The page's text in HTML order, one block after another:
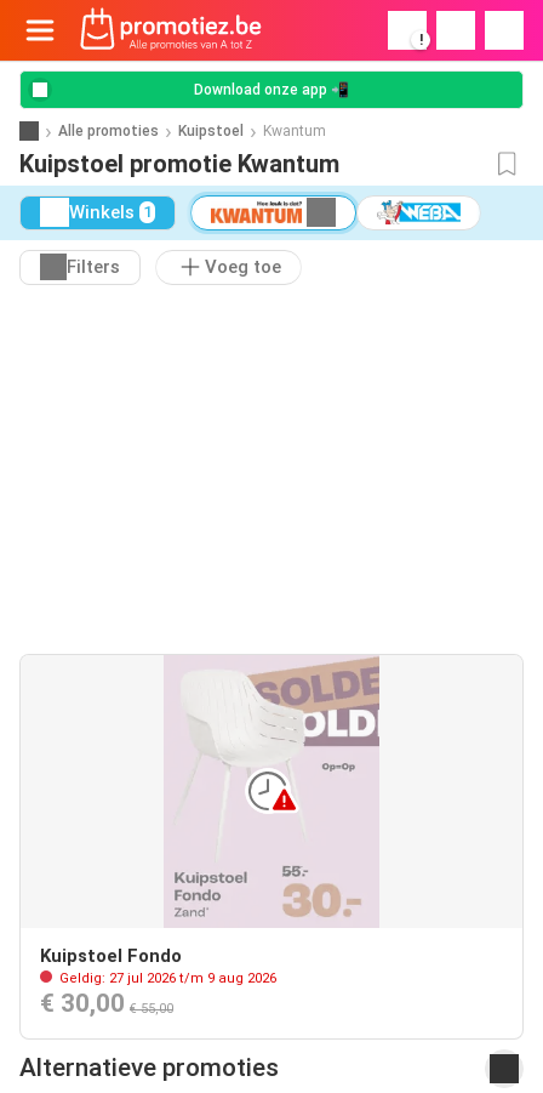
!
Download onze app 📲
Alle promoties Kuipstoel Kwantum
Kuipstoel promotie Kwantum
Winkels 1
Filters Voeg toe
Kuipstoel Fondo
Geldig: 27 jul 2026 t/m 9 aug 2026
€ 30,00 € 55,00
Alternatieve promoties